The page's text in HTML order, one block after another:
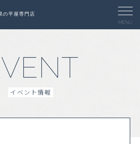
の平屋専門店
MENU
イベント情報